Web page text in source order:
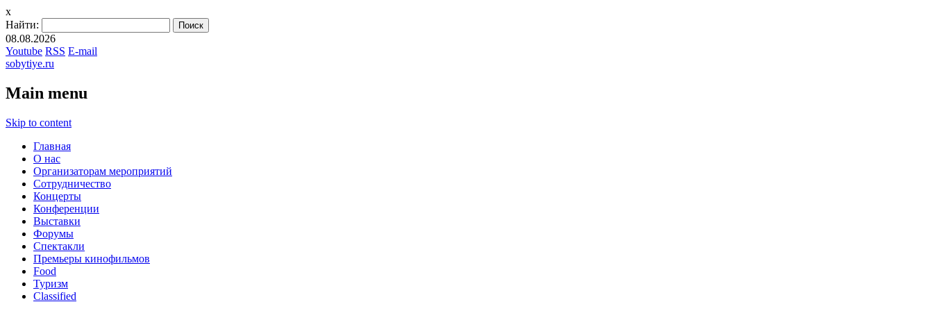
x
Найти:
08.08.2026
Youtube RSS E-mail
sobytiye.ru
Main menu
Skip to content
Главная
О нас
Организаторам мероприятий
Сотрудничество
Концерты
Конференции
Выставки
Форумы
Спектакли
Премьеры кинофильмов
Food
Туризм
Сlassified